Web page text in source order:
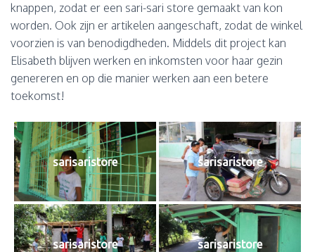
knappen, zodat er een sari-sari store gemaakt van kon
worden. Ook zijn er artikelen aangeschaft, zodat de winkel
voorzien is van benodigdheden. Middels dit project kan
Elisabeth blijven werken en inkomsten voor haar gezin
genereren en op die manier werken aan een betere
toekomst!
sarisaristore sarisaristore
sarisaristore sarisaristore